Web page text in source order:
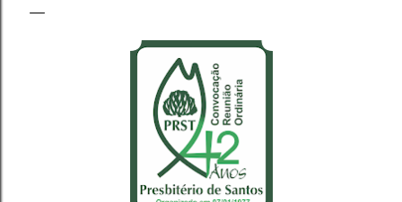
tomaram assento mediante a verificação de presença,
devendo apresentar à Mesa a Carteira de Ministro e o
Relatório Ministerial Anual ...